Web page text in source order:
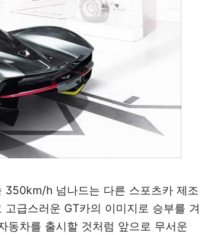
350km/h 넘나드는 다른 스포츠카 제조
급스러운 GT카의 이미지로 승부를 겨
동차를 출시할 것처럼 앞으로 무서운